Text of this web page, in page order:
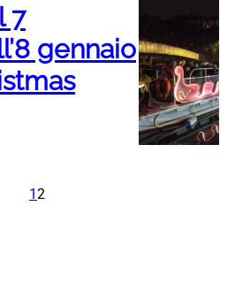
7
gennaio
12